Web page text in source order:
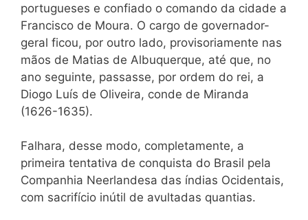
portugueses e confiado o comando da cidade a
Francisco de Moura. O cargo de governador-
geral ficou, por outro lado, provisoriamente nas
mãos de Matias de Albuquerque, até que, no
ano seguinte, passasse, por ordem do rei, a
Diogo Luís de Oliveira, conde de Miranda
(1626-1635).
Falhara, desse modo, completamente, a
primeira tentativa de conquista do Brasil pela
Companhia Neerlandesa das índias Ocidentais,
com sacrifício inútil de avultadas quantias.